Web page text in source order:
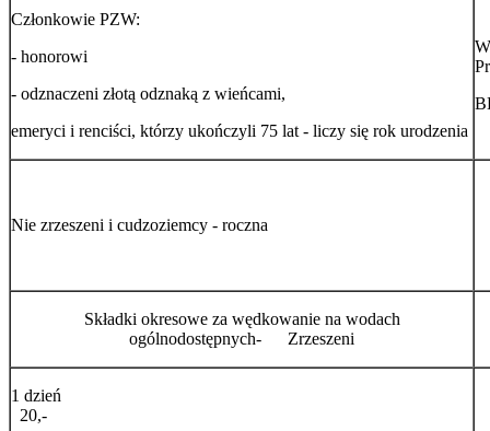
Członkowie PZW:
- honorowi
- odznaczeni złotą odznaką z wieńcami,
emeryci i renciści, którzy ukończyli 75 lat - liczy się rok urodzenia
Nie zrzeszeni i cudzoziemcy - roczna
Składki okresowe za wędkowanie na wodach
ogólnodostępnych- Zrzeszeni
1 dzień
20,-